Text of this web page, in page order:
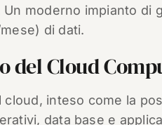
moderno impianto di
di dati.
del Cloud
inteso come la
data base e